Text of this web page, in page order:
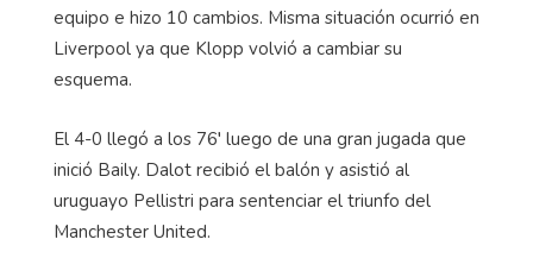
equipo e hizo 10 cambios. Misma situación ocurrió en
Liverpool ya que Klopp volvió a cambiar su
esquema.
El 4-0 llegó a los 76′ luego de una gran jugada que
inició Baily. Dalot recibió el balón y asistió al
uruguayo Pellistri para sentenciar el triunfo del
Manchester United.